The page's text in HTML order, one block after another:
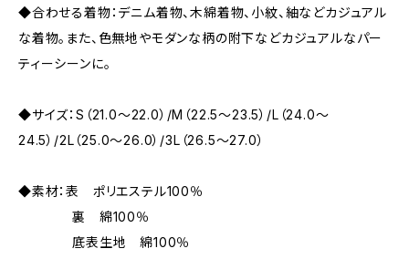
◆合わせる着物：デニム着物、木綿着物、小紋、紬などカジュアル
な着物。また、色無地やモダンな柄の附下などカジュアルなパー
ティーシーンに。
◆サイズ：S（21.0～22.0）/M（22.5～23.5）/L（24.0～
24.5）/2L（25.0～26.0）/3L（26.5～27.0）
◆素材：表 ポリエステル100％
裏 綿100％
底表生地 綿100％